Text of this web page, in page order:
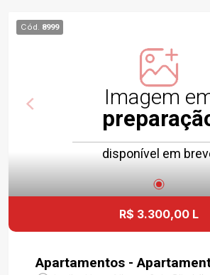
Cód. 8999
Imagem
disponível em
R$ 3.300,00 L
Apartamentos -